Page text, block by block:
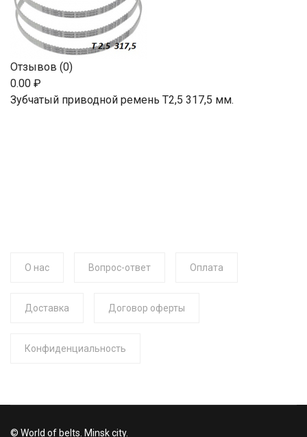
Отзывов (0)
0.00 ₽
Зубчатый приводной ремень T2,5 317,5 мм.
О нас Вопрос-ответ Оплата
Доставка Договор оферты
Конфиденциальность
© World of belts. Minsk city.